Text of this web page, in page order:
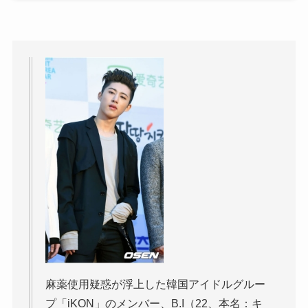
麻薬使用疑惑が浮上した韓国アイドルグルー
プ「iKON」のメンバー、B.I（22、本名：キ